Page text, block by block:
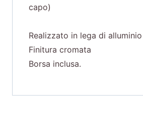
capo)
Realizzato in lega di alluminio
Finitura cromata
Borsa inclusa.